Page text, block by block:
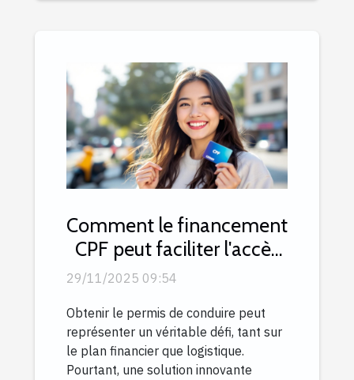
Comment le financement
CPF peut faciliter l'accès
au permis ?
29/11/2025 09:54
Obtenir le permis de conduire peut
représenter un véritable défi, tant sur
le plan financier que logistique.
Pourtant, une solution innovante